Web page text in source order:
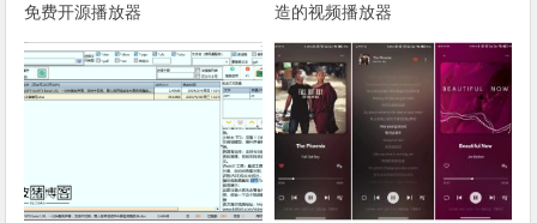
免费开源播放器
造的视频播放器